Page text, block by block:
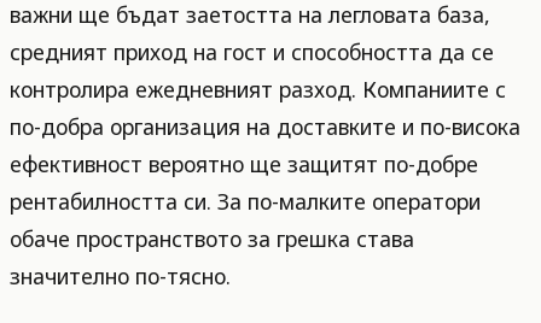
важни ще бъдат заетостта на легловата база,
средният приход на гост и способността да се
контролира ежедневният разход. Компаниите с
по-добра организация на доставките и по-висока
ефективност вероятно ще защитят по-добре
рентабилността си. За по-малките оператори
обаче пространството за грешка става
значително по-тясно.